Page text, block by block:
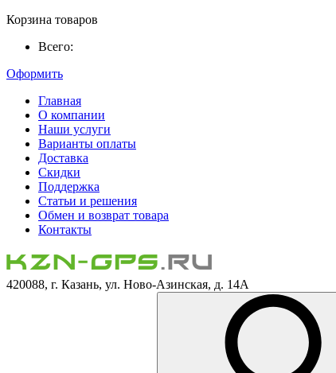
Корзина товаров
Всего:
Оформить
Главная
О компании
Наши услуги
Варианты оплаты
Доставка
Скидки
Поддержка
Статьи и решения
Обмен и возврат товара
Контакты
420088, г. Казань, ул. Ново-Азинская, д. 14А